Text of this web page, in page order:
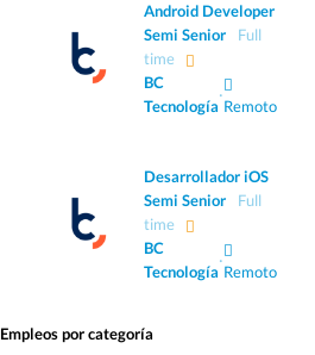
Android Developer
Semi Senior
Full
time
BC
Tecnología
·
Remoto
Desarrollador iOS
Semi Senior
Full
time
BC
Tecnología
·
Remoto
Empleos por categoría